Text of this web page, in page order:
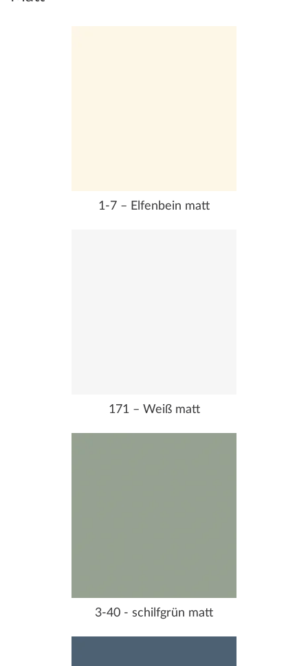
1-7 – Elfenbein matt
171 – Weiß matt
3-40 - schilfgrün matt